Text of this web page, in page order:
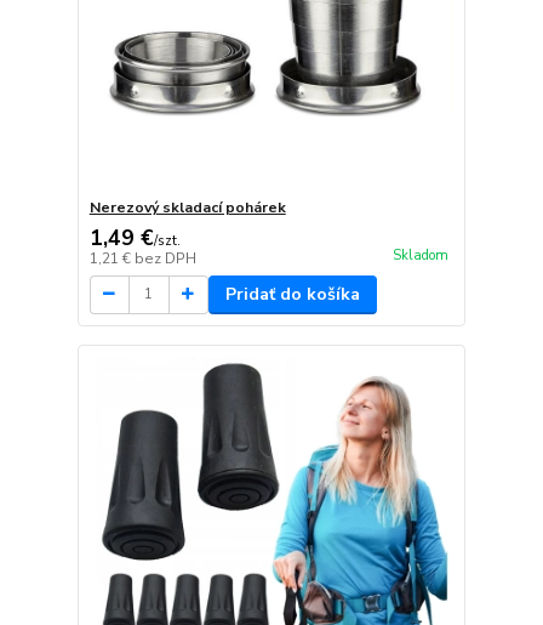
Nerezový skladací pohárek
1,49 €/szt.
1,21 € bez DPH Skladom
Pridať do košíka